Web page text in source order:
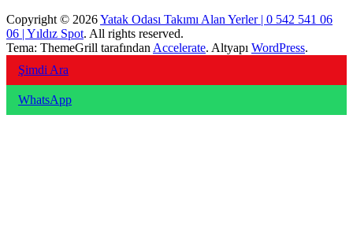
Copyright © 2026Yatak Odası Takımı Alan Yerler | 0 542 541 06
06 | Yıldız Spot. All rights reserved.
Tema: ThemeGrill tarafından Accelerate. Altyapı WordPress.
Şimdi Ara
WhatsApp